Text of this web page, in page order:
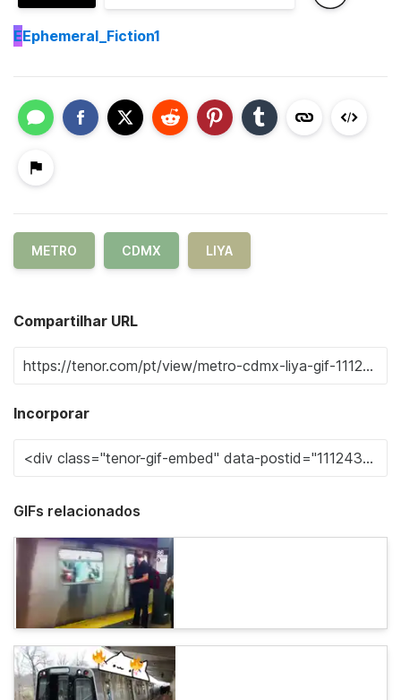
EEphemeral_Fiction1
METRO CDMX LIYA
Compartilhar URL
Incorporar
GIFs relacionados